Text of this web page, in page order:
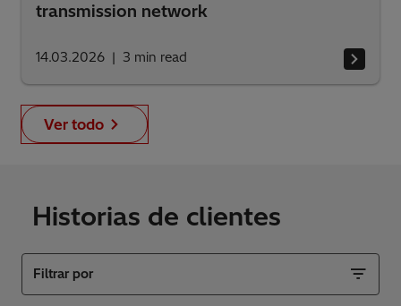
transmission network
14.03.2026 3 min read
Ver todo
Historias de clientes
Filtrar por